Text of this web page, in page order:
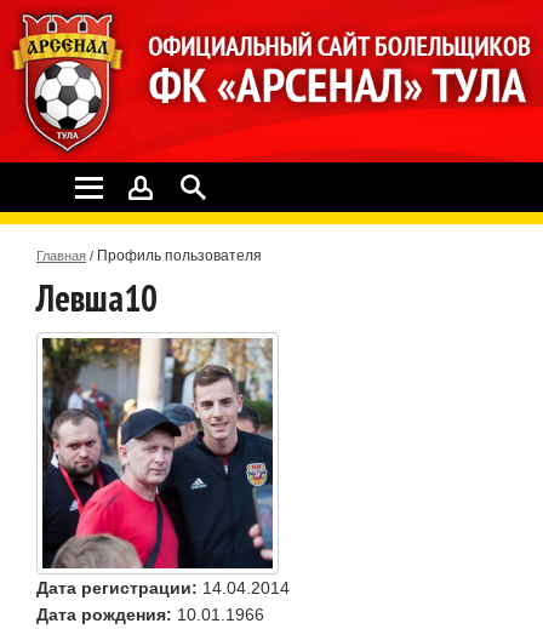
Главная / Профиль пользователя
Левша10
Дата регистрации: 14.04.2014
Дата рождения: 10.01.1966